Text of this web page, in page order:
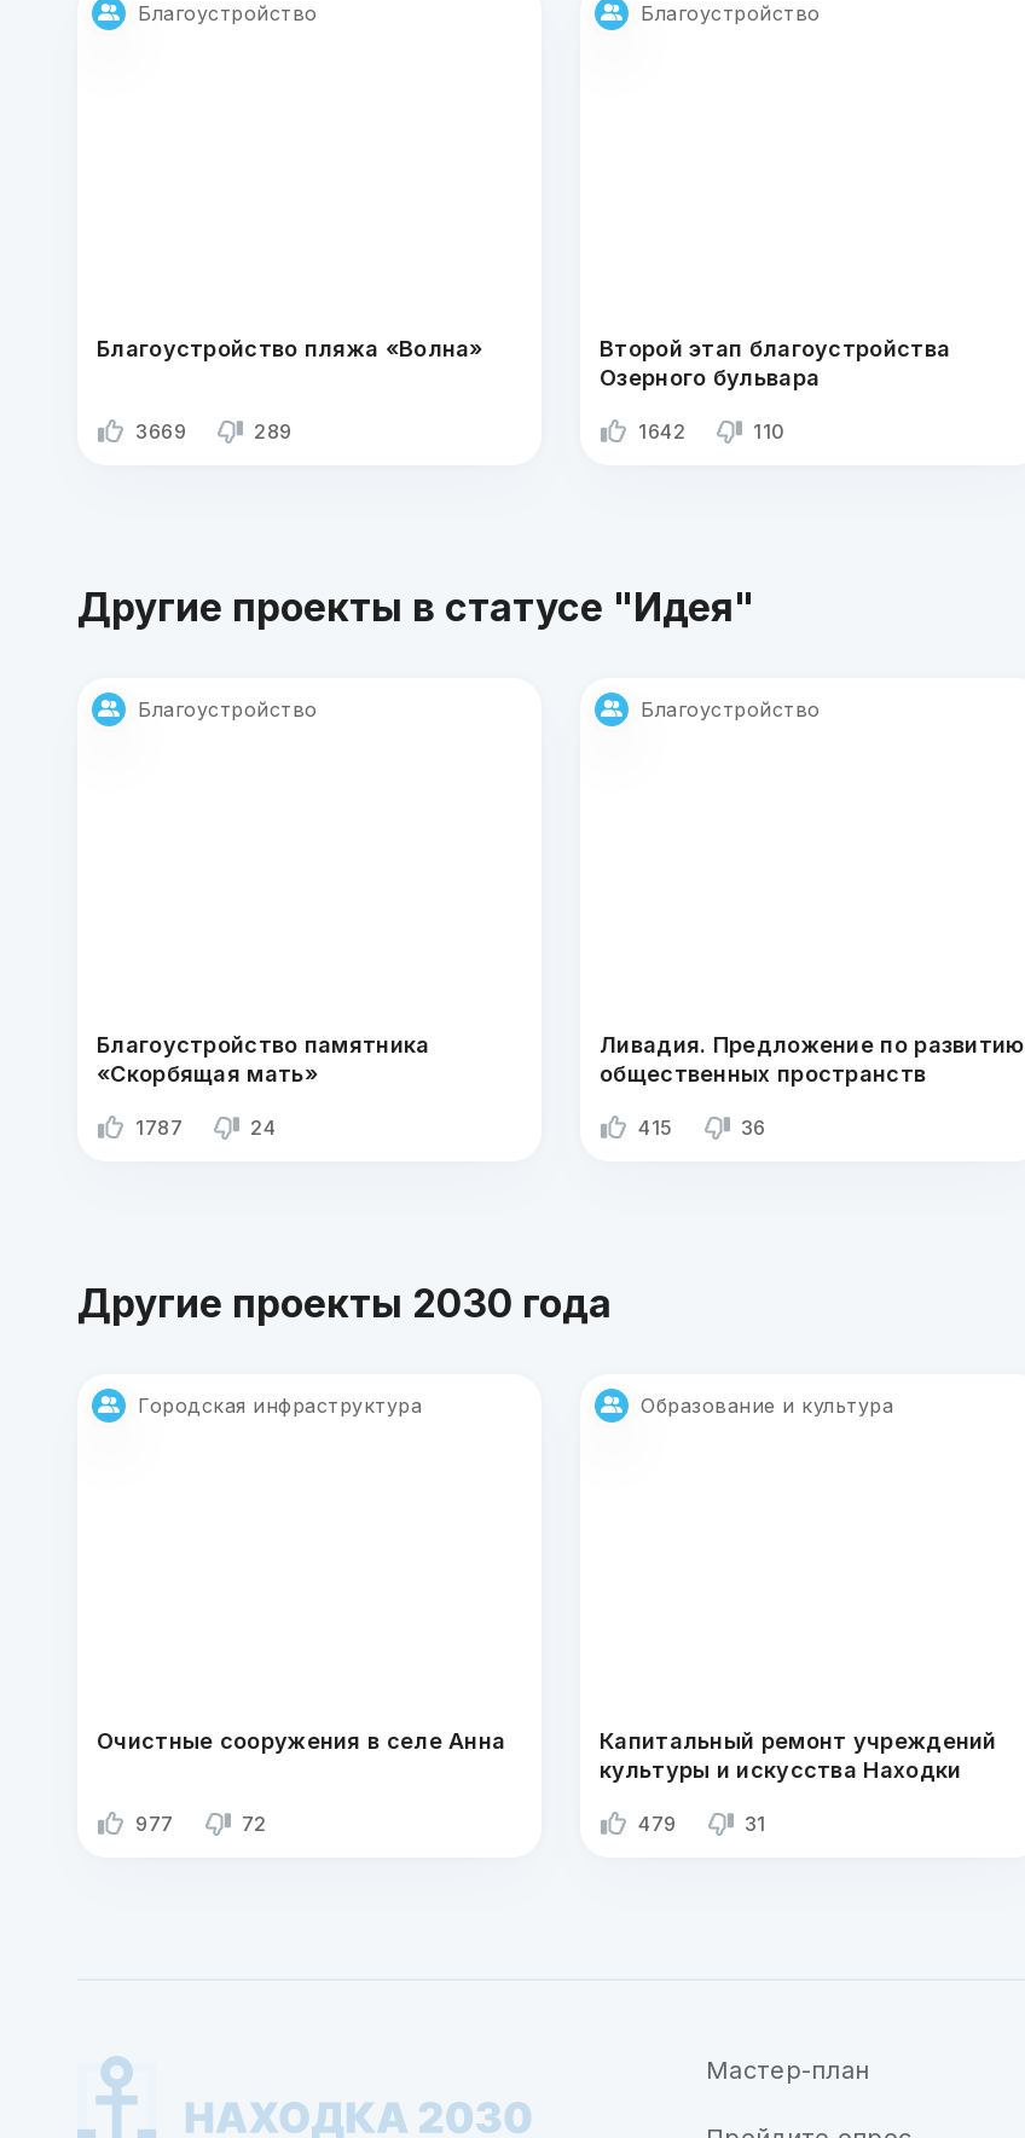
Благоустройство
Благоустройство пляжа «Волна»
3669 289
Благоустройство
Второй этап благоустройства
Озерного бульвара
1642 110
Другие проекты в статусе "Идея"
Благоустройство
Благоустройство памятника
«Скорбящая мать»
1787 24
Благоустройство
Ливадия. Предложение по развитию
общественных пространств
415 36
Другие проекты 2030 года
Городская инфраструктура
Очистные сооружения в селе Анна
977 72
Образование и культура
Капитальный ремонт учреждений
культуры и искусства Находки
479 31
Мастер-план